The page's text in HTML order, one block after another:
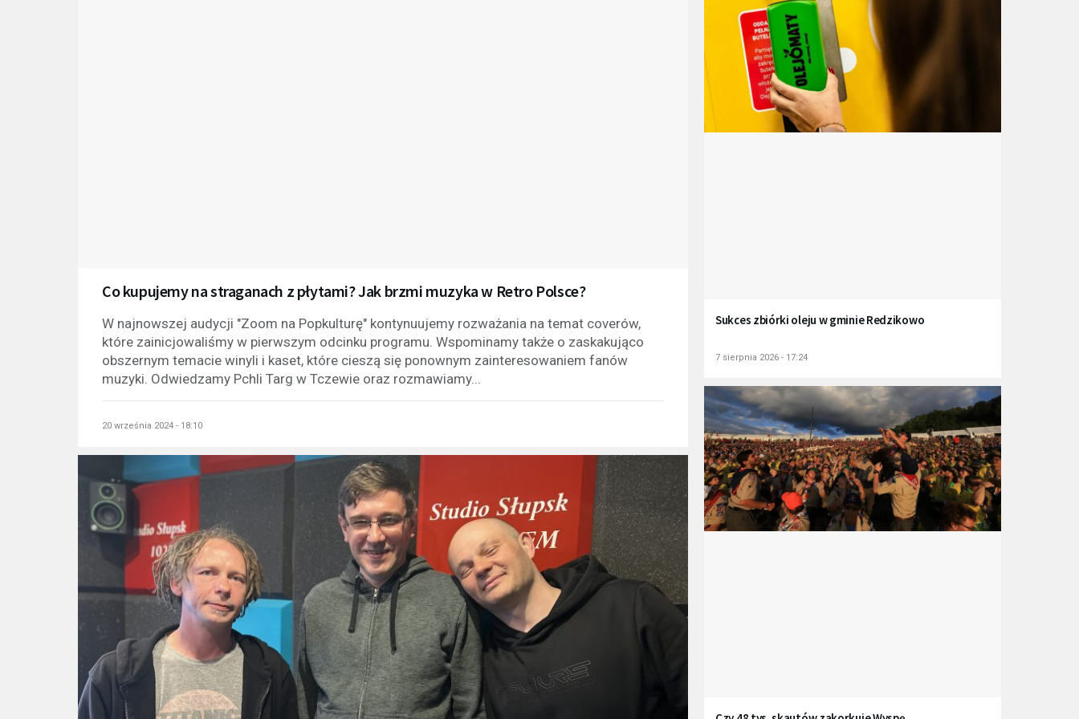
Co kupujemy na straganach z płytami? Jak brzmi muzyka w Retro Polsce?
W najnowszej audycji "Zoom na Popkulturę" kontynuujemy rozważania na temat coverów,
które zainicjowaliśmy w pierwszym odcinku programu. Wspominamy także o zaskakująco
obszernym temacie winyli i kaset, które cieszą się ponownym zainteresowaniem fanów
muzyki. Odwiedzamy Pchli Targ w Tczewie oraz rozmawiamy...
20 września 2024 - 18:10
Sukces zbiórki oleju w gminie Redzikowo
7 sierpnia 2026 - 17:24